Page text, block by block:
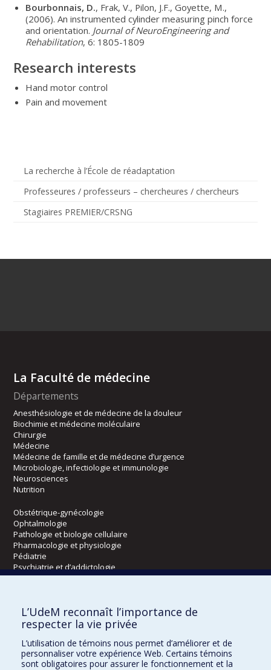
La recherche à l’École de réadaptation
Professeures / professeurs – chercheures / chercheurs
Stagiaires PREMIER/CRSNG
Bourbonnais, D., Frak, V., Pilon, J.F., Goyette, M.,
(2006). An instrumented cylinder measuring pinch force
and orientation. Journal of NeuroEngineering and
Rehabilitation, 6: 1805-1809
Research interests
Hand motor control
Pain and movement
La Faculté de médecine
Départements
Anesthésiologie et de médecine de la douleur
Biochimie et médecine moléculaire
Chirurgie
Médecine
Médecine de famille et de médecine d’urgence
Microbiologie, infectiologie et immunologie
Neurosciences
Nutrition
Obstétrique-gynécologie
Ophtalmologie
Pathologie et biologie cellulaire
Pharmacologie et physiologie
Pédiatrie
Psychiatrie et d’addictologie
Radiologie, radio-oncologie et médecine nucléaire
Écoles
Orthophonie et audiologie
Réadaptation
L’UdeM reconnaît l’importance de
respecter la vie privée
L’utilisation de témoins nous permet d’améliorer et de
personnaliser votre expérience Web. Certains témoins
sont obligatoires pour assurer le fonctionnement et la